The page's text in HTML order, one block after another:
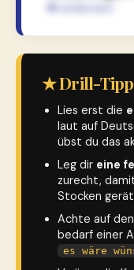
★ Drill-
Lies erst die
laut auf
übst du das
Leg dir eine
zurecht,
Stocken
Achte auf den
bedarf einer
es wäre